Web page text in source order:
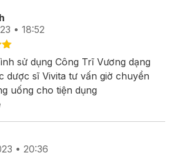
• 18:52
sử dụng Công Trĩ Vương dạng
dược sĩ Vivita tư vấn giờ chuyển
uống cho tiện dụng
• 20:36